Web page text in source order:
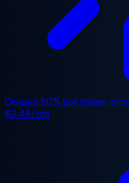
Скидка 50% все планы,
$2.48/mo